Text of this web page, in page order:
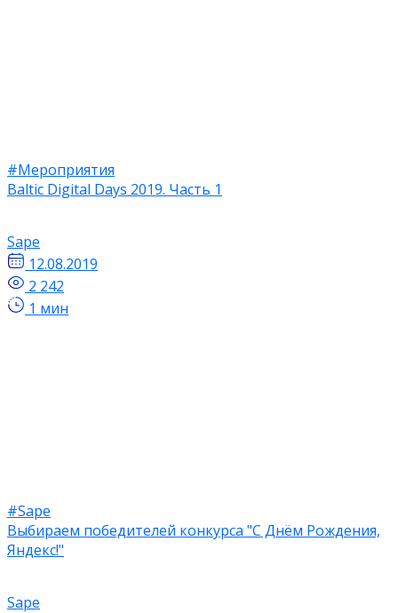
#Мероприятия
Baltic Digital Days 2019. Часть 1
Sape
12.08.2019
2 242
1 мин
#Sape
Выбираем победителей конкурса "С Днём Рождения,
Яндекс!"
Sape